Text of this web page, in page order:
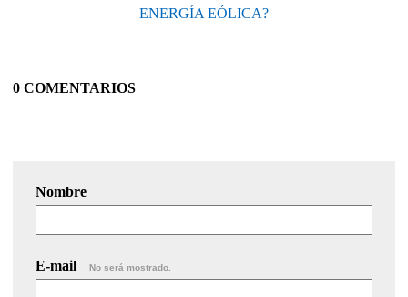
ENERGÍA EÓLICA?
0 COMENTARIOS
Nombre
E-mail No será mostrado.